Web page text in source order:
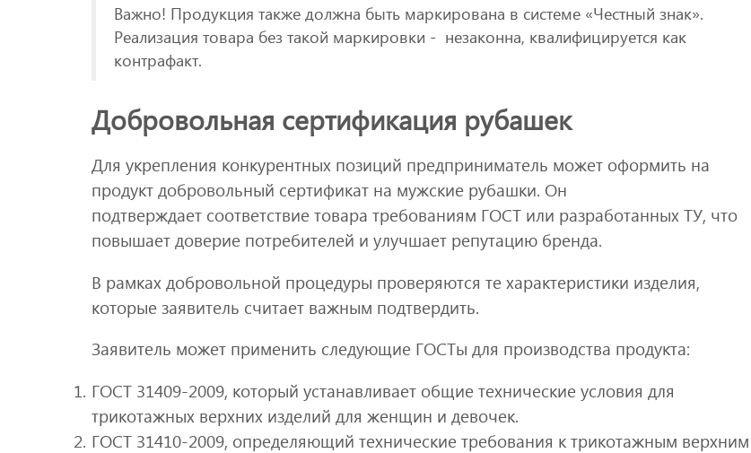
Важно! Продукция также должна быть маркирована в системе «Честный знак».
Реализация товара без такой маркировки - незаконна, квалифицируется как
контрафакт.
Добровольная сертификация рубашек
Для укрепления конкурентных позиций предприниматель может оформить на
продукт добровольный сертификат на мужские рубашки. Он
подтверждает соответствие товара требованиям ГОСТ или разработанных ТУ, что
повышает доверие потребителей и улучшает репутацию бренда.
В рамках добровольной процедуры проверяются те характеристики изделия,
которые заявитель считает важным подтвердить.
Заявитель может применить следующие ГОСТы для производства продукта:
ГОСТ 31409-2009, который устанавливает общие технические условия для
трикотажных верхних изделий для женщин и девочек.
ГОСТ 31410-2009, определяющий технические требования к трикотажным верхним